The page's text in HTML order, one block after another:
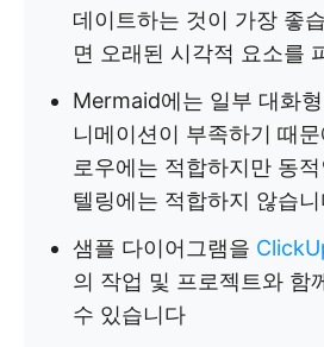
데이트하는 것이 가장 좋
면 오래된 시각적 요소를
Mermaid에는 일부 대화
니메이션이 부족하기 때
로우에는 적합하지만 동
텔링에는 적합하지 않습
샘플 다이어그램을
의 작업 및 프로젝트와 함
수 있습니다